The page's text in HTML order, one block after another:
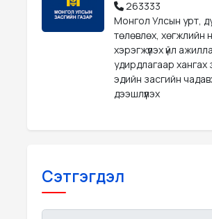
263333
Монгол Улсын урт,
төлөвлөх, хөгжлийн
хэрэгжүүлэх үйл
удирдлагаар
эдийн засгийн
дээшлүүлэх
Сэтгэгдэл